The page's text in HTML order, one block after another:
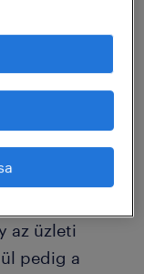
–
geopolitikai
az üzleti
pedig a